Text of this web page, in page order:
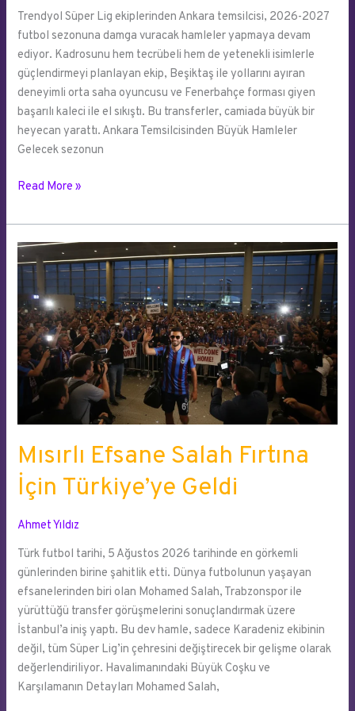
Trendyol Süper Lig ekiplerinden Ankara temsilcisi, 2026-2027
futbol sezonuna damga vuracak hamleler yapmaya devam
ediyor. Kadrosunu hem tecrübeli hem de yetenekli isimlerle
güçlendirmeyi planlayan ekip, Beşiktaş ile yollarını ayıran
deneyimli orta saha oyuncusu ve Fenerbahçe forması giyen
başarılı kaleci ile el sıkıştı. Bu transferler, camiada büyük bir
heyecan yarattı. Ankara Temsilcisinden Büyük Hamleler
Gelecek sezonun
Kırmızı
İki
Yıldız
İsimle
Prensipte
Anlaştı
Read More »
Mısırlı Efsane Salah Fırtına
İçin Türkiye’ye Geldi
Ahmet Yıldız
Türk futbol tarihi, 5 Ağustos 2026 tarihinde en görkemli
günlerinden birine şahitlik etti. Dünya futbolunun yaşayan
efsanelerinden biri olan Mohamed Salah, Trabzonspor ile
yürüttüğü transfer görüşmelerini sonuçlandırmak üzere
İstanbul’a iniş yaptı. Bu dev hamle, sadece Karadeniz ekibinin
değil, tüm Süper Lig’in çehresini değiştirecek bir gelişme olarak
değerlendiriliyor. Havalimanındaki Büyük Coşku ve
Karşılamanın Detayları Mohamed Salah,